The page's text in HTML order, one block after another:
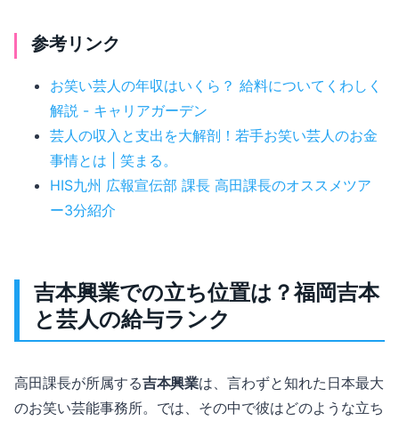
参考リンク
お笑い芸人の年収はいくら？ 給料についてくわしく
解説 - キャリアガーデン
芸人の収入と支出を大解剖！若手お笑い芸人のお金
事情とは | 笑まる。
HIS九州 広報宣伝部 課長 高田課長のオススメツア
ー3分紹介
吉本興業での立ち位置は？福岡吉本
と芸人の給与ランク
高田課長が所属する吉本興業は、言わずと知れた日本最大
のお笑い芸能事務所。では、その中で彼はどのような立ち